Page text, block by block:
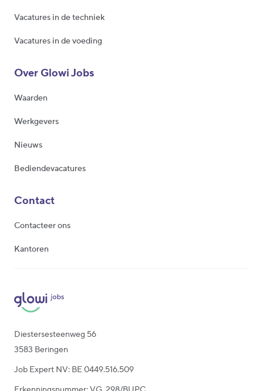
Diestersesteenweg 56
3583 Beringen
Job Expert NV: BE 0449.516.509
Vacatures in de techniek
Vacatures in de voeding
Over Glowi Jobs
Waarden
Werkgevers
Nieuws
Bediendevacatures
Contact
Contacteer ons
Kantoren